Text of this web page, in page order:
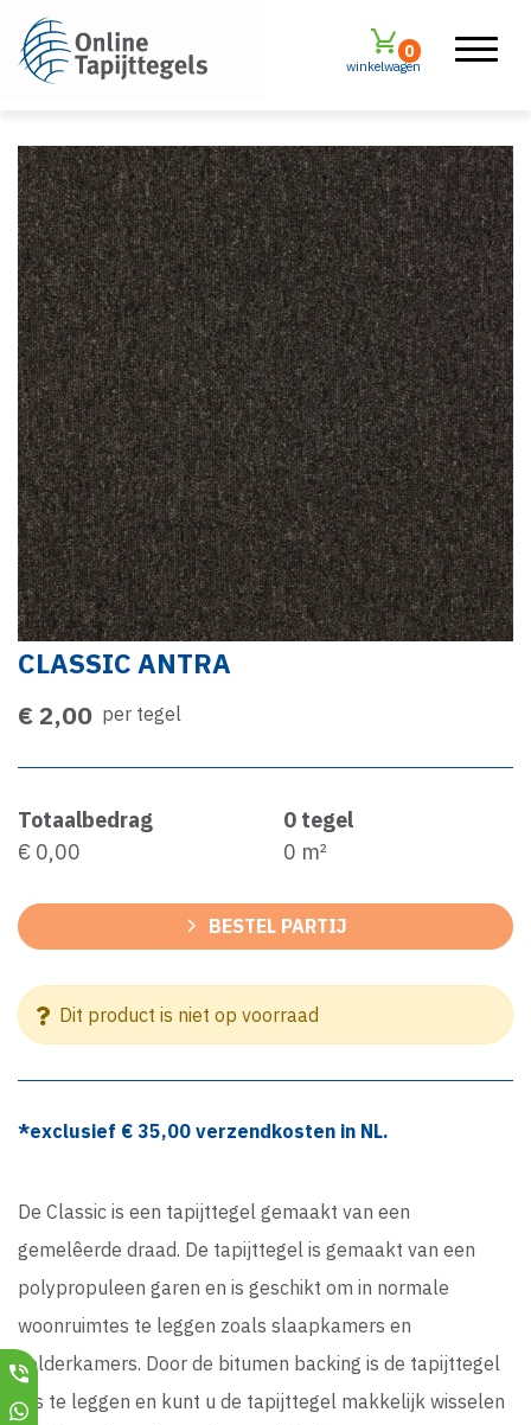
winkelwagen
0
CLASSIC ANTRA
€ 2,00 per tegel
Totaalbedrag
€ 0,00
0 tegel
0 m²
BESTEL PARTIJ
Dit product is niet op voorraad
*exclusief € 35,00 verzendkosten in NL.
De Classic is een tapijttegel gemaakt van een
gemelêerde draad. De tapijttegel is gemaakt van een
polypropuleen garen en is geschikt om in normale
woonruimtes te leggen zoals slaapkamers en
zolderkamers. Door de bitumen backing is de tapijttegel
los te leggen en kunt u de tapijttegel makkelijk wisselen